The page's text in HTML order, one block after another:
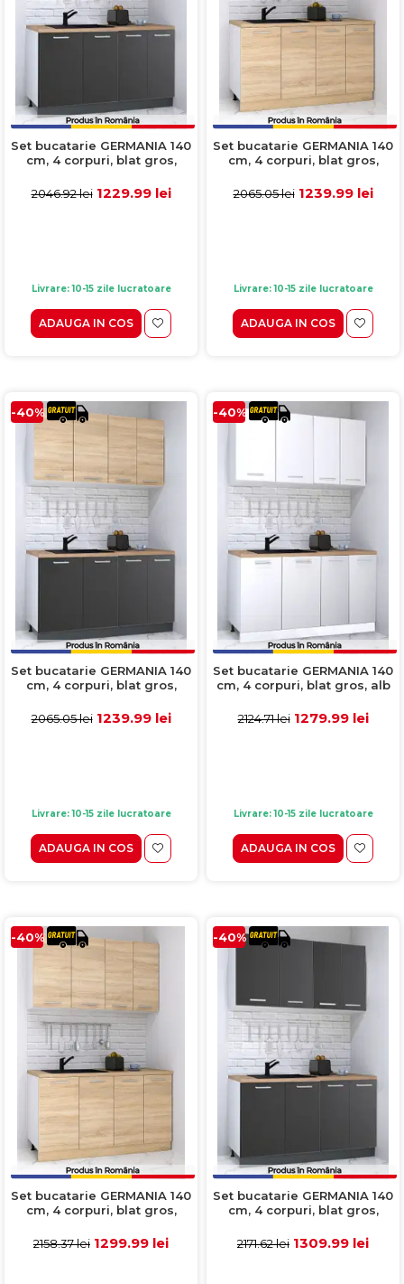
Set bucatarie GERMANIA 140
cm, 4 corpuri, blat gros,
2046.92 lei 1229.99 lei
Livrare: 10-15 zile lucratoare
ADAUGA IN COS
Set bucatarie GERMANIA 140
cm, 4 corpuri, blat gros,
2065.05 lei 1239.99 lei
Livrare: 10-15 zile lucratoare
ADAUGA IN COS
-40%
Set bucatarie GERMANIA 140
cm, 4 corpuri, blat gros,
2065.05 lei 1239.99 lei
Livrare: 10-15 zile lucratoare
ADAUGA IN COS
-40%
Set bucatarie GERMANIA 140
cm, 4 corpuri, blat gros, alb
2124.71 lei 1279.99 lei
Livrare: 10-15 zile lucratoare
ADAUGA IN COS
-40%
Set bucatarie GERMANIA 140
cm, 4 corpuri, blat gros,
2158.37 lei 1299.99 lei
-40%
Set bucatarie GERMANIA 140
cm, 4 corpuri, blat gros,
2171.62 lei 1309.99 lei